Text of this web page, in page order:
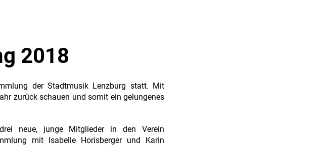
2018
der Stadtmusik Lenzburg statt. Mit
zurück schauen und somit ein gelungenes
neue, junge Mitglieder in den Verein
mit Isabelle Horisberger und Karin